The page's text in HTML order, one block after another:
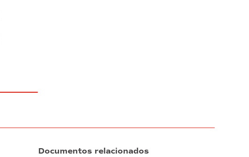
Documentos relacionados